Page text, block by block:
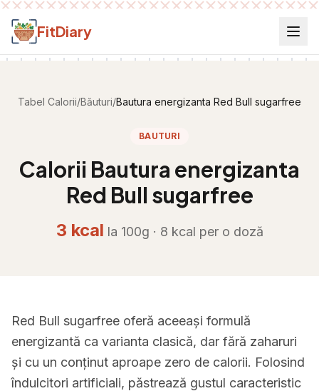
Salt la conținut
FitDiary
Tabel Calorii/Băuturi/Bautura energizanta Red Bull sugarfree
BAUTURI
Calorii Bautura energizanta
Red Bull sugarfree
3 kcal la 100g · 8 kcal per o doză
Red Bull sugarfree oferă aceeași formulă
energizantă ca varianta clasică, dar fără zaharuri
și cu un conținut aproape zero de calorii. Folosind
îndulcitori artificiali, păstrează gustul caracteristic